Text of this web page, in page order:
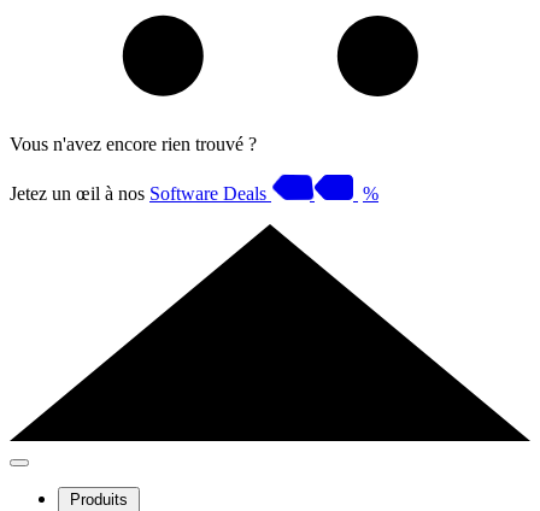
Vous n'avez encore rien trouvé ?
Jetez un œil à nos Software Deals %
Produits